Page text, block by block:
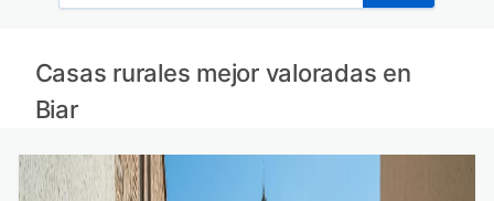
Casas rurales mejor valoradas en
Biar